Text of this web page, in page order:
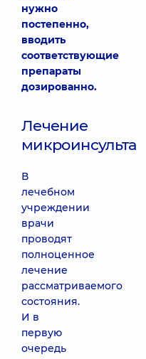
нужно
постепенно,
вводить
соответствующие
препараты
дозированно.
Лечение
микроинсульта
В
лечебном
учреждении
врачи
проводят
полноценное
лечение
рассматриваемого
состояния.
И в
первую
очередь